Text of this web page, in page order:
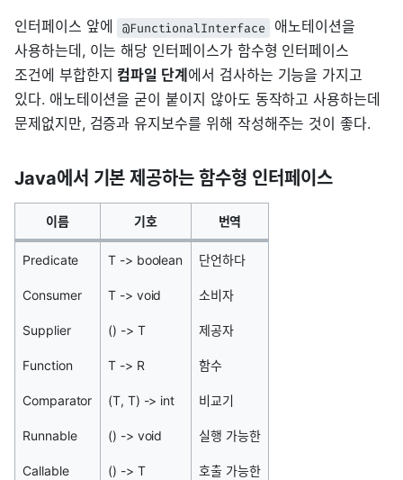
인터페이스 앞에 @FunctionalInterface
애노테이션을
사용하는데, 이는 해당 인터페이스가 함수형 인터페이스
조건에 부합한지 컴파일 단계 에서 검사하는 기능을 가지고
있다. 애노테이션을 굳이 붙이지 않아도 동작하고 사용하는데
문제없지만, 검증과 유지보수를 위해 작성해주는 것이 좋다.
Java에서 기본 제공하는 함수형 인터페이스
이름 기호 번역
Predicate T -> boolean 단언하다
Consumer T -> void 소비자
Supplier () -> T 제공자
Function T -> R 함수
Comparator (T, T) -> int 비교기
Runnable () -> void 실행 가능한
Callable () -> T 호출 가능한